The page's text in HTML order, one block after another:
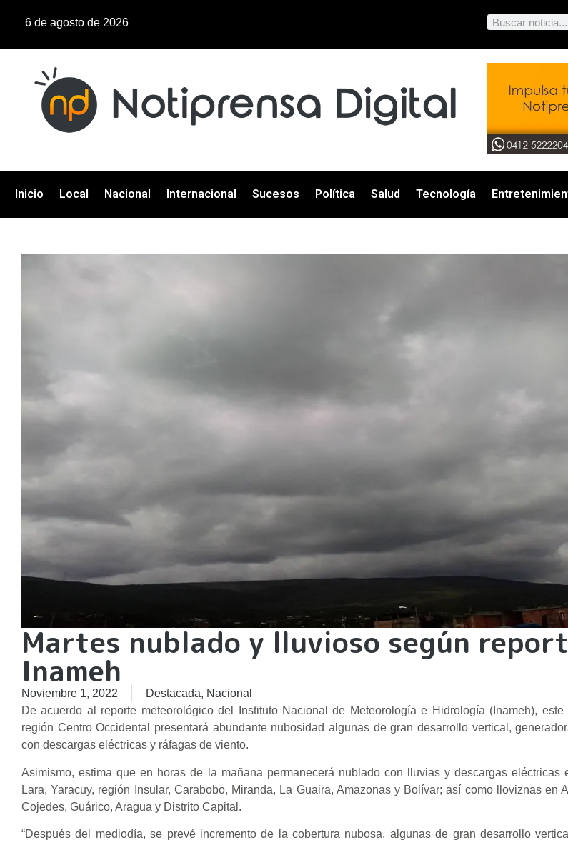
6 de agosto de 2026
Inicio Local Nacional Internacional Sucesos Política Salud Tecnología
Martes nublado y lluvioso según
Inameh
Noviembre 1, 2022 Destacada, Nacional
De acuerdo al reporte meteorológico del Instituto Nacional de Meteorología e Hidrología (Inameh),
región Centro Occidental presentará abundante nubosidad algunas de gran desarrollo vertical,
con descargas eléctricas y ráfagas de viento.
Asimismo, estima que en horas de la mañana permanecerá nublado con lluvias y descargas eléctricas
Lara, Yaracuy, región Insular, Carabobo, Miranda, La Guaira, Amazonas y Bolívar; así como lloviznas en
Cojedes, Guárico, Aragua y Distrito Capital.
“Después del mediodía, se prevé incremento de la cobertura nubosa, algunas de gran desarrollo